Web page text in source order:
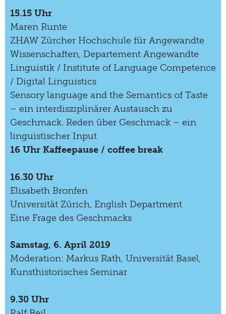
15.15 Uhr
Maren Runte
ZHAW Zürcher Hochschule für Angewandte
Wissenschaften, Departement Angewandte
Linguistik / Institute of Language Competence
/ Digital Linguistics
Sensory language and the Semantics of Taste
– ein interdisziplinärer Austausch zu
Geschmack. Reden über Geschmack – ein
linguistischer Input
16 Uhr Kaffeepause / coffee break
16.30 Uhr
Elisabeth Bronfen
Universität Zürich, English Department
Eine Frage des Geschmacks
Samstag, 6. April 2019
Moderation: Markus Rath, Universität Basel,
Kunsthistorisches Seminar
9.30 Uhr